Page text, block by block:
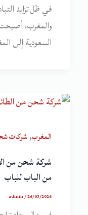
في ظل تزايد
والمغرب،
السعودية إلى
المغرب,شركات
شركة شحن من
من الباب للباب
admin/26/03/2026